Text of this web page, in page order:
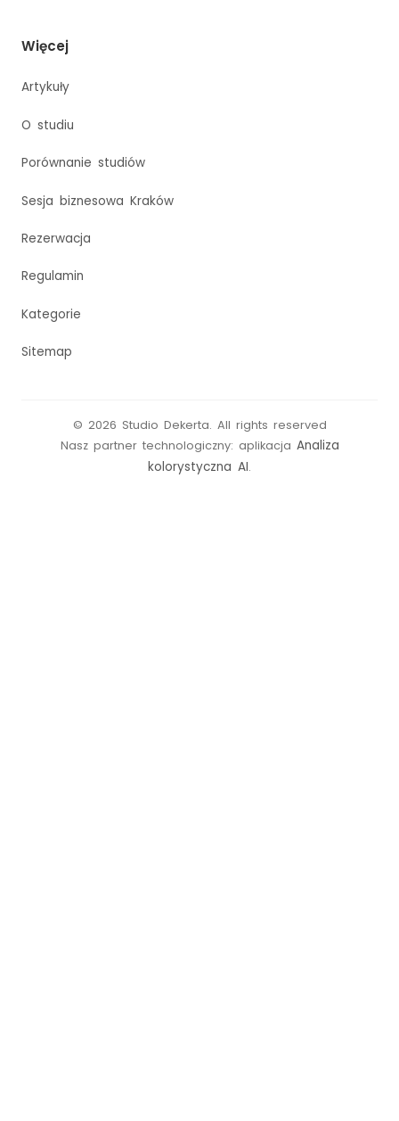
Więcej
Artykuły
O studiu
Porównanie studiów
Sesja biznesowa Kraków
Rezerwacja
Regulamin
Kategorie
Sitemap
© 2026 Studio Dekerta. All rights reserved
Nasz partner technologiczny: aplikacja Analiza
kolorystyczna AI.